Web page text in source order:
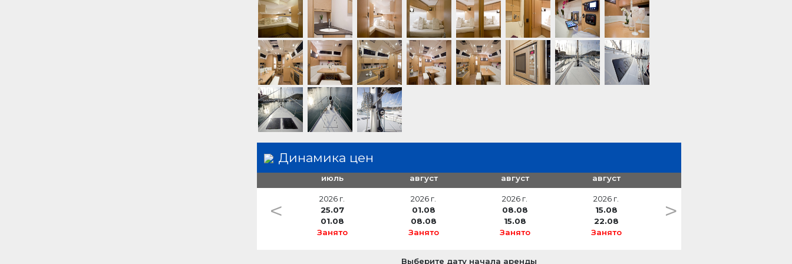
Электрические штепсили 220V во всех отсеках судна
Динамика цен
июль
2026 г.
25.07
01.08
Занято
август
2026 г.
01.08
08.08
Занято
август
2026 г.
08.08
15.08
Занято
август
2026 г.
15.08
22.08
Занято
< >
Выберите дату начала аренды